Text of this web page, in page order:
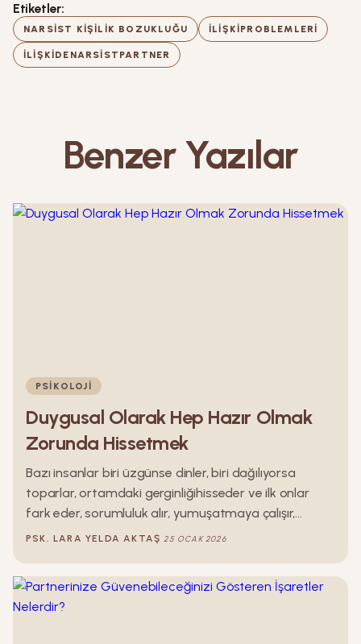
Etiketler:
NARSIST KIŞILIK BOZUKLUĞU ILIŞKIPROBLEMLERI
ILIŞKIDENARSISTPARTNER
Benzer Yazılar
PSIKOLOJI
Duygusal Olarak Hep Hazır Olmak
Zorunda Hissetmek
Bazı insanlar biri üzgünse dinler, biri dağılıyorsa
toparlar, ortamdaki gerginliğihisseder ve ilk onlar
fark eder, sorumluluk alır, yumuşatmaya çalışır,
duygu emerler. Çoğu zaman kimse onlardan bunu
olmak onların en doğal halidir. Dinlerler, anlarlar, idare
ederler, fark ederler. Bu yazı, duygusal olarak hep
hazırda olmak zorunda hisseden insanların
PSK. LARA YELDAAKTAŞ 25 OCAK 2026